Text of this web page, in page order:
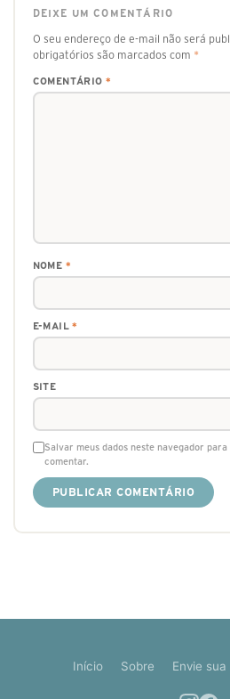
DEIXE UM COMENTÁRIO
O seu endereço de e-mail não será
obrigatórios são marcados com *
COMENTÁRIO *
NOME *
E-MAIL*
SITE
Salvar meus dados neste navegador
comentar.
Início Sobre Envie sua